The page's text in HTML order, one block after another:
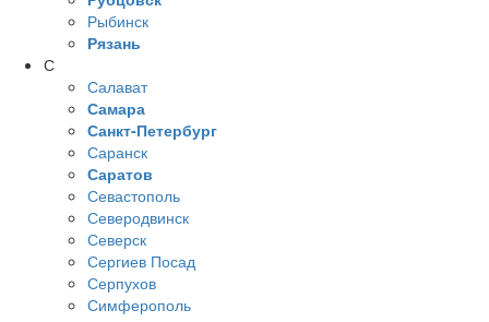
Рыбинск
Рязань
С
Салават
Самара
Санкт-Петербург
Саранск
Саратов
Севастополь
Северодвинск
Северск
Сергиев Посад
Серпухов
Симферополь